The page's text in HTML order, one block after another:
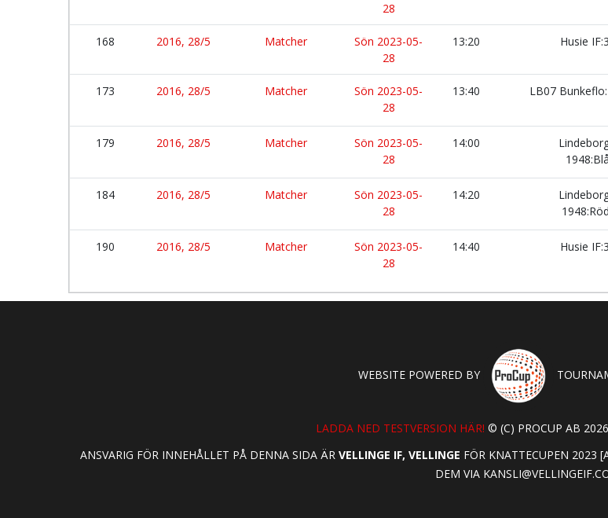
28
168 2016, 28/5 Matcher
Sön 2023-05-
28
13:20 Husie
173 2016, 28/5 Matcher
Sön 2023-05-
28
13:40 LB07
179 2016, 28/5 Matcher
Sön 2023-05-
28
14:00
184 2016, 28/5 Matcher
Sön 2023-05-
28
14:20
190 2016, 28/5 Matcher
Sön 2023-05-
28
14:40 Husie
WEBSITE POWERED BY
LADDA NED TESTVERSION HÄR! © (C) PROCUP AB
ANSVARIG FÖR INNEHÅLLET PÅ DENNA SIDA ÄR VELLINGE IF, VELLINGE FÖR KNATTECUPEN 2023
DEM VIA